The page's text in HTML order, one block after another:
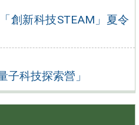
創新科技STEAM」夏令
子科技探索營」